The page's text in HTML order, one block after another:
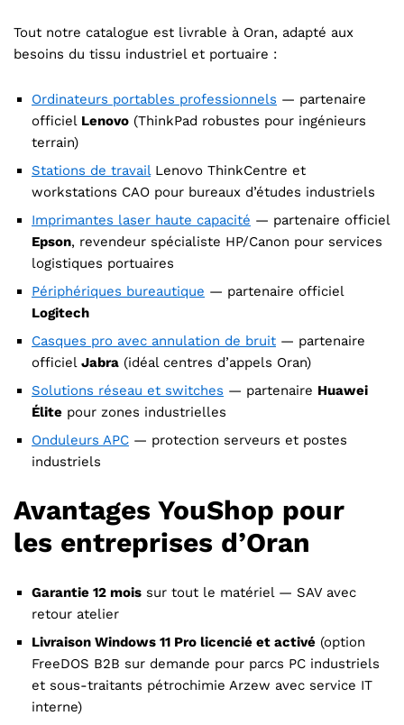
Tout notre catalogue est livrable à Oran, adapté aux
besoins du tissu industriel et portuaire :
Ordinateurs portables professionnels — partenaire
officiel Lenovo (ThinkPad robustes pour ingénieurs
terrain)
Stations de travail Lenovo ThinkCentre et
workstations CAO pour bureaux d’études industriels
Imprimantes laser haute capacité — partenaire officiel
Epson, revendeur spécialiste HP/Canon pour services
logistiques portuaires
Périphériques bureautique — partenaire officiel
Logitech
Casques pro avec annulation de bruit — partenaire
officiel Jabra (idéal centres d’appels Oran)
Solutions réseau et switches — partenaire Huawei
Élite pour zones industrielles
Onduleurs APC — protection serveurs et postes
industriels
Avantages YouShop pour
les entreprises d’Oran
Garantie 12 mois sur tout le matériel — SAV avec
retour atelier
Livraison Windows 11 Pro licencié et activé (option
FreeDOS B2B sur demande pour parcs PC industriels
et sous-traitants pétrochimie Arzew avec service IT
interne)